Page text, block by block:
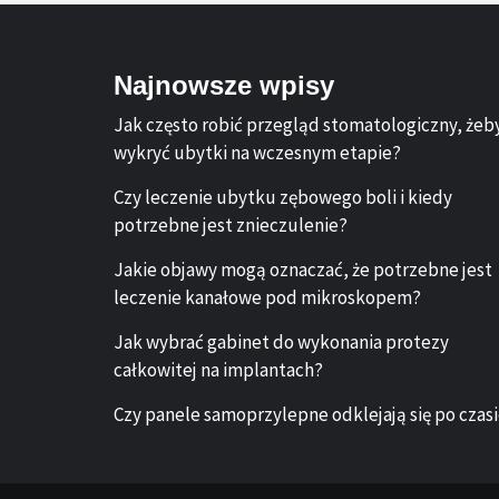
Najnowsze wpisy
Jak często robić przegląd stomatologiczny,
wykryć ubytki na wczesnym etapie?
Czy leczenie ubytku zębowego boli i kiedy
potrzebne jest znieczulenie?
Jakie objawy mogą oznaczać, że potrzebne jest
leczenie kanałowe pod mikroskopem?
Jak wybrać gabinet do wykonania protezy
całkowitej na implantach?
Czy panele samoprzylepne odklejają się po